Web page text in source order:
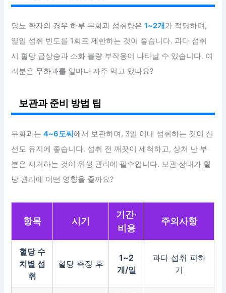
당뇨 환자의 경우 하루 무화과 섭취량은1~2개가 적당하며,
일일 섭취 빈도를 1회로 제한하는 것이 좋습니다. 과다 섭취
시 혈당 급상승과 소화 불량 부작용이 나타날 수 있습니다. 여
러분은 무화과를 얼마나 자주 먹고 있나요?
보관과 준비 방법 팁
무화과는4~6도씨에서 보관하며, 3일 이내 섭취하는 것이 신
선도 유지에 좋습니다. 섭취 전 깨끗이 세척하고, 상처 난 부
분은 제거하는 것이 위생 관리에 필수입니다. 보관 상태가 혈
당 관리에 어떤 영향을 줄까요?
항목 시기
기간·
비용
주의사항
혈당 수
치별 섭
취
혈당 측정 후
1~2
개/일
과다 섭취 피하
기